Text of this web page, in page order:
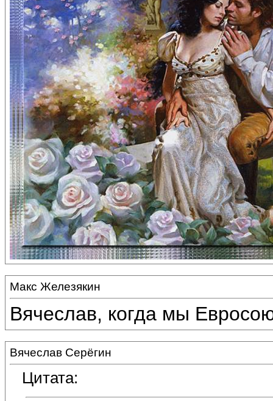
Макс Железякин
Вячеслав, когда мы
Вячеслав Серёгин
Цитата: